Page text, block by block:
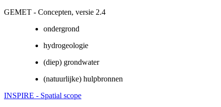
GEMET - Concepten, versie 2.4
ondergrond
hydrogeologie
(diep) grondwater
(natuurlijke) hulpbronnen
INSPIRE - Spatial scope